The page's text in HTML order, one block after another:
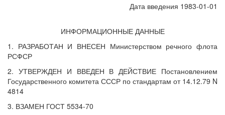
Дата введения 1983-01-01
ИНФОРМАЦИОННЫЕ ДАННЫЕ
1. РАЗРАБОТАН И ВНЕСЕН Министерством речного флота
РСФСР
2. УТВЕРЖДЕН И ВВЕДЕН В ДЕЙСТВИЕ Постановлением
Государственного комитета СССР по стандартам от 14.12.79 N
4814
3. ВЗАМЕН ГОСТ 5534-70